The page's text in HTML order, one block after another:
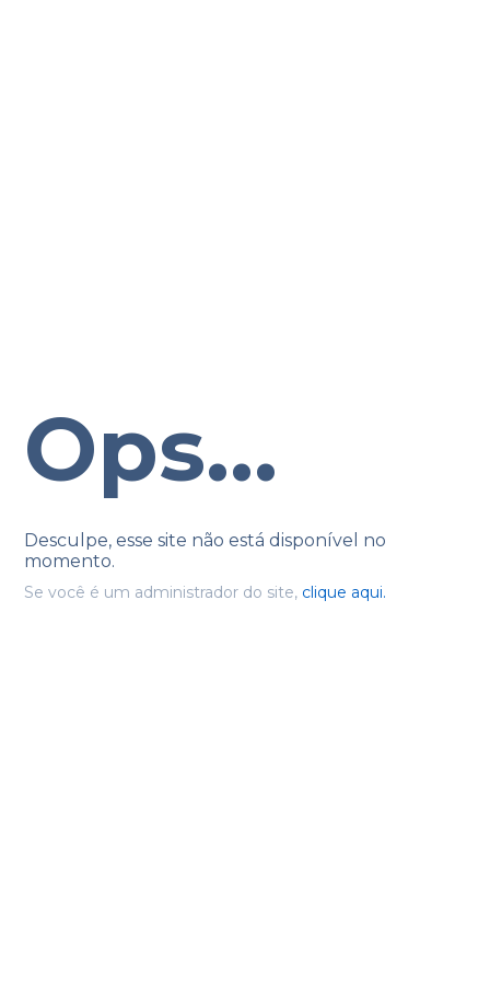
Ops...
Desculpe, esse site não está disponível no
momento.
Se você é um administrador do site, clique aqui.